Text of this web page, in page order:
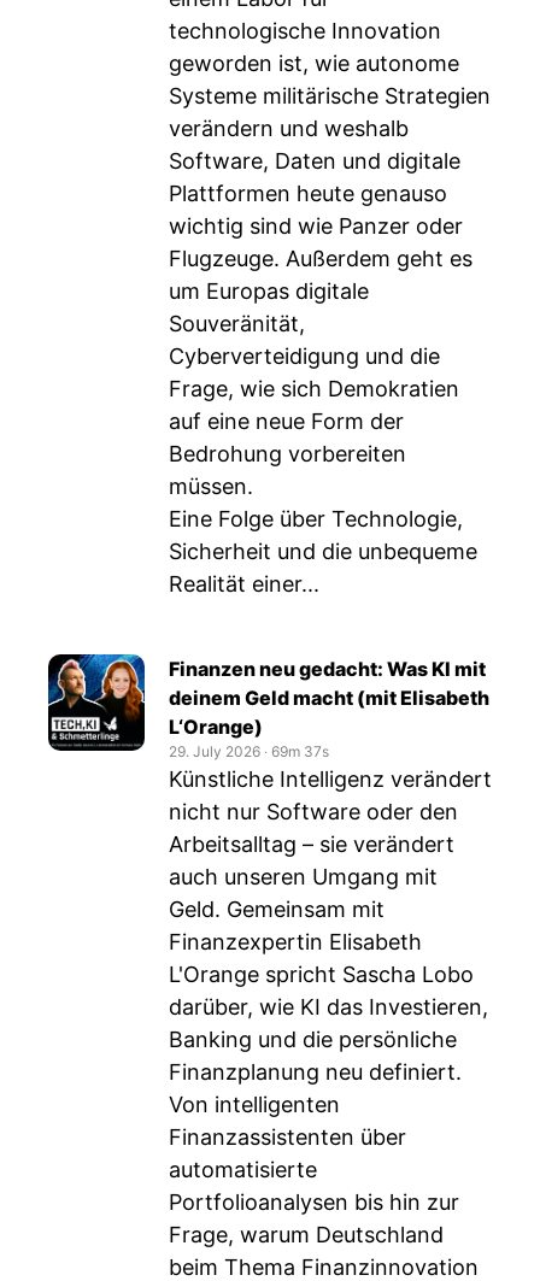
technologische Innovation
geworden ist, wie autonome
Systeme militärische Strategien
verändern und weshalb
Software, Daten und digitale
Plattformen heute genauso
wichtig sind wie Panzer oder
Flugzeuge. Außerdem geht es
um Europas digitale
Souveränität,
Cyberverteidigung und die
Frage, wie sich Demokratien
auf eine neue Form der
Bedrohung vorbereiten
müssen.
Eine Folge über Technologie,
Sicherheit und die unbequeme
Realität einer...
Finanzen neu gedacht: Was KI mit
deinem Geld macht (mit Elisabeth
L‘Orange)
29. July 2026 ‧ 69m 37s
Künstliche Intelligenz verändert
nicht nur Software oder den
Arbeitsalltag – sie verändert
auch unseren Umgang mit
Geld. Gemeinsam mit
Finanzexpertin Elisabeth
L'Orange spricht Sascha Lobo
darüber, wie KI das Investieren,
Banking und die persönliche
Finanzplanung neu definiert.
Von intelligenten
Finanzassistenten über
automatisierte
Portfolioanalysen bis hin zur
Frage, warum Deutschland
beim Thema Finanzinnovation